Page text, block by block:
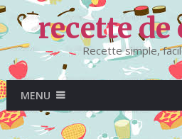
recette
Recette simple,
MENU